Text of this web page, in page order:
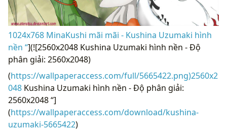
1024x768 MinaKushi mãi mãi - Kushina Uzumaki hình
nền “](![2560x2048 Kushina Uzumaki hình nền - Độ
phân giải: 2560x2048)
(https://wallpaperaccess.com/full/5665422.png)2560x2
048 Kushina Uzumaki hình nền - Độ phân giải:
2560x2048 “]
(https://wallpaperaccess.com/download/kushina-
uzumaki-5665422)